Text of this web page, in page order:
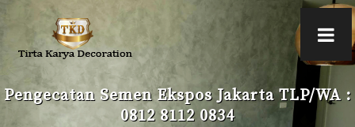
Pengecatan Semen Ekspos Jakarta TLP/WA :
0812 8112 0834